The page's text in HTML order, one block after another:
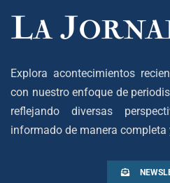
Explora acontecimientos
con nuestro enfoque de
reflejando diversas
informado de manera completa